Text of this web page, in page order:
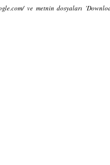
ve metnin dosyaları